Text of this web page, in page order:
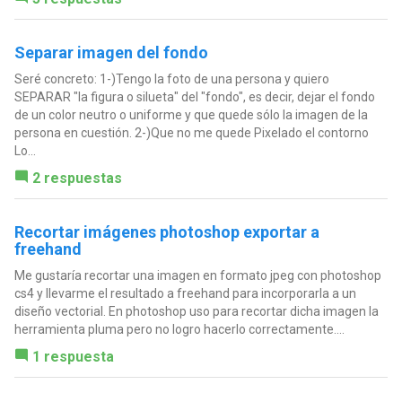
Separar imagen del fondo
Seré concreto: 1-)Tengo la foto de una persona y quiero
SEPARAR "la figura o silueta" del "fondo", es decir, dejar el fondo
de un color neutro o uniforme y que quede sólo la imagen de la
persona en cuestión. 2-)Que no me quede Pixelado el contorno
Lo...
2 respuestas
Recortar imágenes photoshop exportar a
freehand
Me gustaría recortar una imagen en formato jpeg con photoshop
cs4 y llevarme el resultado a freehand para incorporarla a un
diseño vectorial. En photoshop uso para recortar dicha imagen la
herramienta pluma pero no logro hacerlo correctamente....
1 respuesta